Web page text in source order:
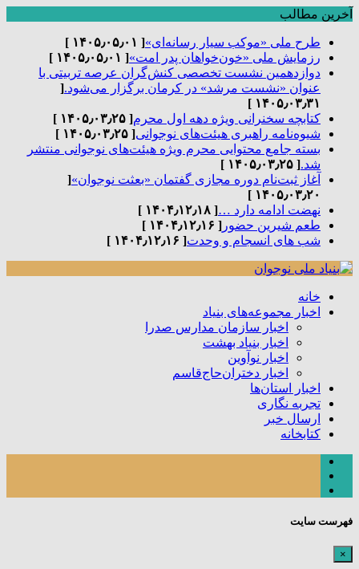
آخرین مطالب
طرح ملی «موکب سیار رسانه‌ای»[ ۱۴۰۵٫۰۵٫۰۱ ]
رزمایش ملی «خون‌خواهان پدر امت»[ ۱۴۰۵٫۰۵٫۰۱ ]
دوازدهمین نشست تخصصی کنش‌گران عرصه تربیتی با
عنوان «نشست مرشد» در کرمان برگزار می‌شود.[
۱۴۰۵٫۰۳٫۳۱ ]
کتابچه سخنرانی ویژه دهه اول محرم[ ۱۴۰۵٫۰۳٫۲۵ ]
شیوه‌نامه راهبری هیئت‌های نوجوانی[ ۱۴۰۵٫۰۳٫۲۵ ]
بسته جامع محتوایی محرم ویژه هیئت‌های نوجوانی منتشر
شد.[ ۱۴۰۵٫۰۳٫۲۵ ]
آغاز ثبت‌نام دوره مجازی گفتمان «بعثت نوجوان»[
۱۴۰۵٫۰۳٫۲۰ ]
نهضت ادامه دارد …[ ۱۴۰۴٫۱۲٫۱۸ ]
طعم شیرین حضور [ ۱۴۰۴٫۱۲٫۱۶ ]
شب های انسجام و وحدت[ ۱۴۰۴٫۱۲٫۱۶ ]
خانه
اخبار مجموعه‌های بنیاد
اخبار سازمان مدارس صدرا
اخبار بنیاد بهشت
اخبار نوآوین
اخبار دختران‌حاج‌قاسم
اخبار استان‌ها
تجربه نگاری
ارسال خبر
کتابخانه
فهرست سایت
×